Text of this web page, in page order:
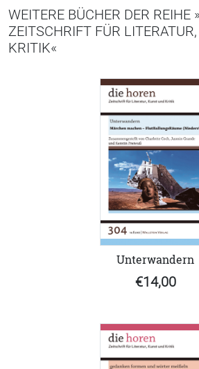
WEITERE BÜCHER DER REIHE
ZEITSCHRIFT FÜR
KRITIK«
Unterwandern
€14,00